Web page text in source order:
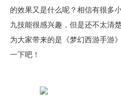
的效果又是什么呢？相信有很多
九技能很感兴趣，但是还不太清
为大家带来的是《梦幻西游手游
一下吧！